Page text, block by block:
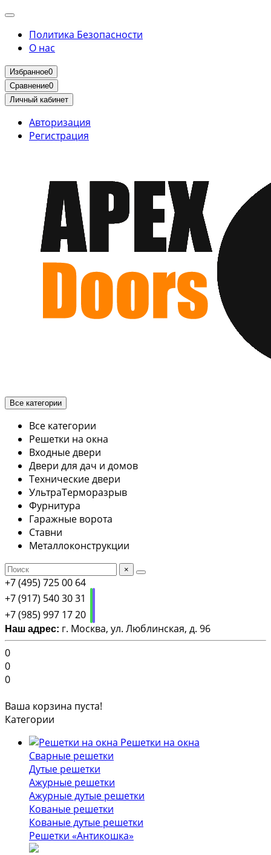
Политика Безопасности
О нас
Избранное0
Сравнение0
Личный кабинет
Авторизация
Регистрация
Все категории
Все категории
Решетки на окна
Входные двери
Двери для дач и домов
Технические двери
УльтраТерморазрыв
Фурнитура
Гаражные ворота
Ставни
Металлоконструкции
×
+7 (495) 725 00 64
+7 (917) 540 30 31
+7 (985) 997 17 20
Наш адрес: г. Москва, ул. Люблинская, д. 96
0
0
0
Ваша корзина пуста!
Категории
Решетки на окна
Сварные решетки
Дутые решетки
Ажурные решетки
Ажурные дутые решетки
Кованые решетки
Кованые дутые решетки
Решетки «Антикошка»